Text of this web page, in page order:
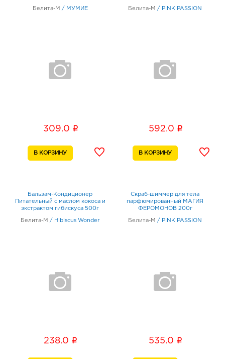
Белита-М / МУМИЕ
309.0 i
Белита-М / PINK PASSION
592.0 i
Бальзам-Кондиционер
Питательный с маслом кокоса и
экстрактом гибискуса 500г
Белита-М / Hibiscus Wonder
238.0 i
Скраб-шиммер для тела
парфюмированный МАГИЯ
ФЕРОМОНОВ 200г
Белита-М / PINK PASSION
535.0 i